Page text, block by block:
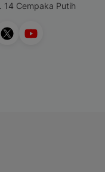
14 Cempaka Putih